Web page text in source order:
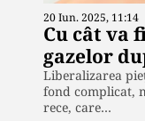
20 Iun. 2025, 11:14
Cu cât va
gazelor
Liberalizarea
fond complicat,
rece, care…